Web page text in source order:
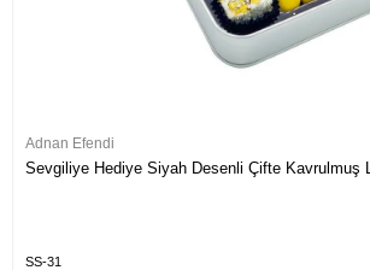
Adnan Efendi
Sevgiliye Hediye Siyah Desenli Çifte Kavrulmuş
SS-31